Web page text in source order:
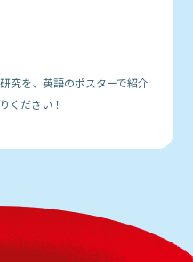
究を、英語のポスターで紹介
ください！